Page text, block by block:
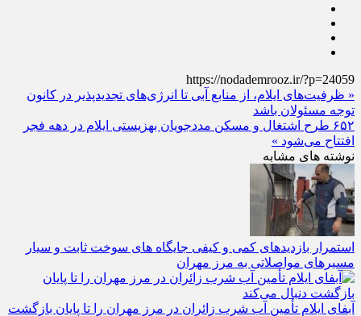
https://nodademrooz.ir/?p=24059
« ظرفیت‌های ایلام، از منابع آبی تا انرژی‌های تجدیدپذیر در کانون
توجه مسئولان باشد
۶۵۲ طرح اشتغال و مسکن مددجویان بهزیستی ایلام در دهه فجر
افتتاح می‌شود »
نوشته های مشابه
استمرار بازدیدهای کمی و کیفی جایگاه‌ های سوخت ثابت و سیار
مسیرهای مواصلاتی به مرز مهران